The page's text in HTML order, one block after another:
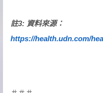
註3: 資料來源：
https://health.udn.com/